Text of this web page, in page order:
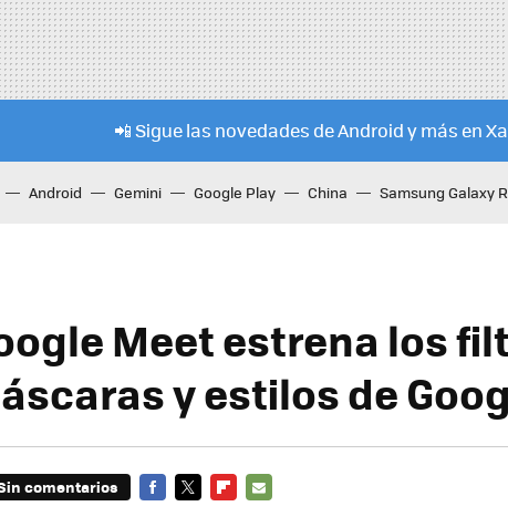
📲 Sigue las novedades de Android y más en
Android Gemini Google Play China Samsung Galaxy
Meet estrena los
y estilos de
comentarios